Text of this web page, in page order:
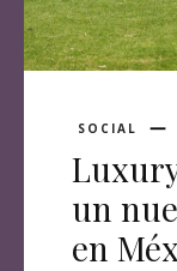
SOCIAL
un
en